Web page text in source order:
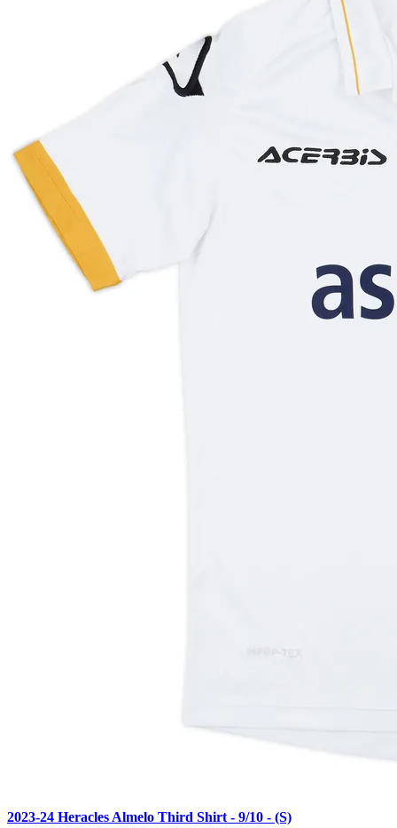
2023-24 Heracles Almelo Third Shirt - 9/10 - (S)